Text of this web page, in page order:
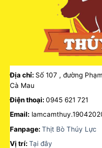
Địa chỉ: Số 107 , đường
Cà Mau
Điện thoại: 0945 621 721
Email:
Fanpage: Thịt Bò Thúy Lực
Vị trí: Tại đây